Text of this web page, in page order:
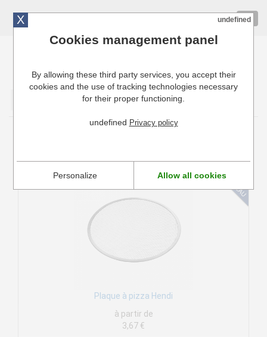
Cuisinresto: Ustensiles de cuisine pour professionnels
Plaque à pizza Hendi
à partir de
3,67 €
X undefined
Cookies management panel
By allowing these third party services, you accept their
cookies and the use of tracking technologies necessary
for their proper functioning.
undefined Privacy policy
Personalize Allow all cookies